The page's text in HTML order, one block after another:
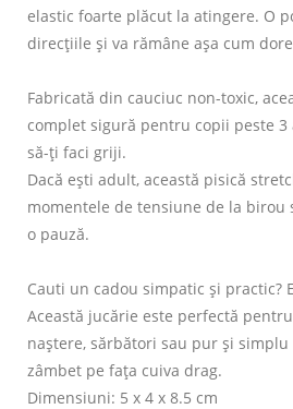
elastic foarte plăcut la atingere. O
direcțiile și va rămâne așa cum
Fabricată din cauciuc non-toxic,
complet sigură pentru copii peste 3
să-ți faci griji.
Dacă ești adult, această pisică
momentele de tensiune de la birou
o pauză.
Cauti un cadou simpatic și practic?
Această jucărie este perfectă
naștere, sărbători sau pur și
zâmbet pe fața cuiva drag.
Dimensiuni: 5 x 4 x 8.5 cm